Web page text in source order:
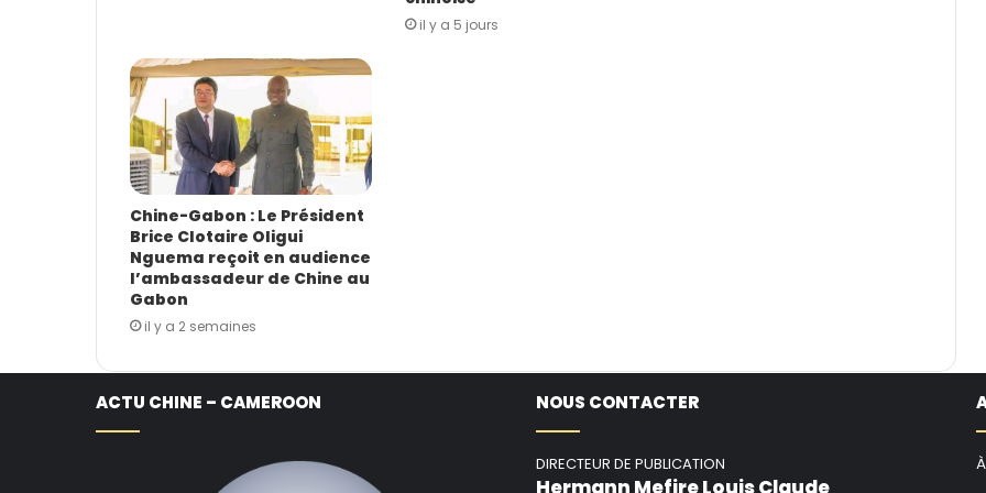
il y a 5 jours
Chine-Gabon : Le Président
Brice Clotaire Oligui
Nguema reçoit en audience
l’ambassadeur de Chine au
Gabon
il y a 2 semaines
ACTU CHINE – CAMEROON NOUS CONTACTER
DIRECTEUR DE PUBLICATION
Hermann Mefire Louis Claude